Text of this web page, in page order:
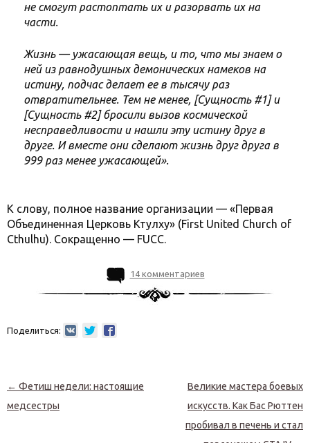
не смогут растоптать их и разорвать их на
части.
Жизнь — ужасающая вещь, и то, что мы знаем о
ней из равнодушных демонических намеков на
истину, подчас делает ее в тысячу раз
отвратительнее. Тем не менее, [Сущность #1] и
[Сущность #2] бросили вызов космической
несправедливости и нашли эту истину друг в
друге. И вместе они сделают жизнь друг друга в
999 раз менее ужасающей».
К слову, полное название организации — «Первая
Объединенная Церковь Ктулху» (First United Church of
Cthulhu). Сокращенно — FUCC.
14 комментариев
Поделиться:
Навигация по записям
← Фетиш недели: настоящие
медсестры
Великие мастера боевых
искусств. Как Бас Рюттен
пробивал в печень и стал